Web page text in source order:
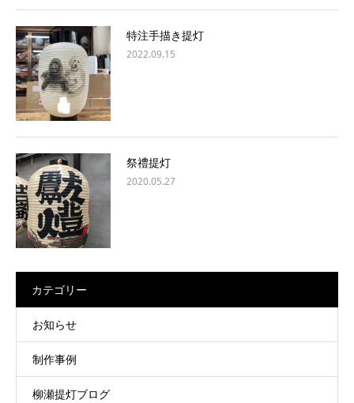
特注手描き提灯
2022.09.15
祭禮提灯
2020.05.27
カテゴリー
お知らせ
制作事例
柳瀬提灯ブログ